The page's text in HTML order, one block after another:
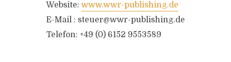
Website: www.wwr-publishing.de
E-Mail : steuer@wwr-publishing.de
Telefon: +49 (0) 6152 9553589